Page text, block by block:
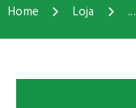
Home Loja ...